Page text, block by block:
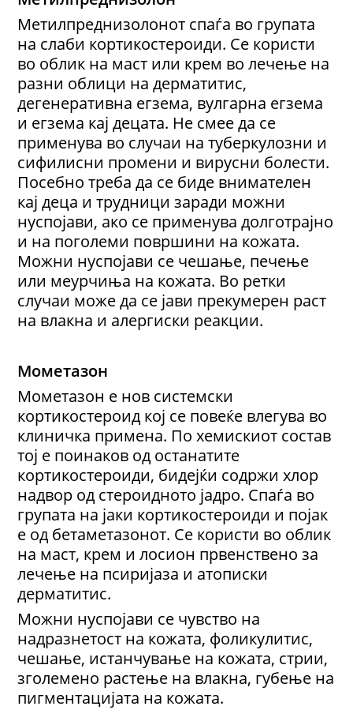
Метилпреднизолонот спаѓа во групата
на слаби кортикостероиди. Се користи
во облик на маст или крем во лечење на
разни облици на дерматитис,
дегенеративна егзема, вулгарна егзема
и егзема кај децата. Не смее да се
применува во случаи на туберкулозни и
сифилисни промени и вирусни болести.
Посебно треба да се биде внимателен
кај деца и трудници заради можни
нуспојави, ако се применува долготрајно
и на поголеми површини на кожата.
Можни нуспојави се чешање, печење
или меурчиња на кожата. Во ретки
случаи може да се јави прекумерен раст
на влакна и алергиски реакции.
Мометазон
Мометазон е нов системски
кортикостероид кој се повеќе влегува во
клиничка примена. По хемискиот состав
тој е поинаков од останатите
кортикостероиди, бидејќи содржи хлор
надвор од стероидното јадро. Спаѓа во
групата на јаки кортикостероиди и појак
е од бетаметазонот. Се користи во облик
на маст, крем и лосион првенствено за
лечење на псиријаза и атописки
дерматитис.
Можни нуспојави се чувство на
надразнетост на кожата, фоликулитис,
чешање, истанчување на кожата, стрии,
зголемено растење на влакна, губење на
пигментацијата на кожата.